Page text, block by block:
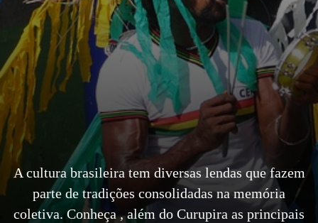
A cultura brasileira tem diversas lendas que fazem
parte de tradições consolidadas na memória
coletiva. Conheça , além do Curupira as principais